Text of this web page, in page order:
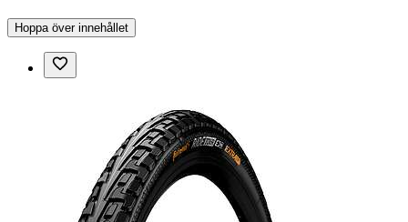
Hoppa över innehållet